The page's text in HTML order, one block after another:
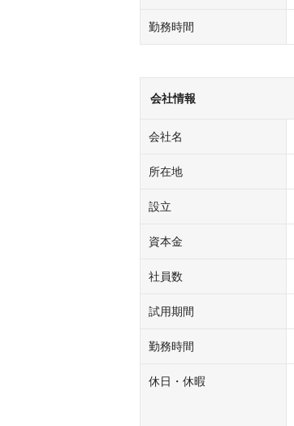
勤務時間
会社情報
会社名
所在地
設立
資本金
社員数
試用期間
勤務時間
休日・休暇